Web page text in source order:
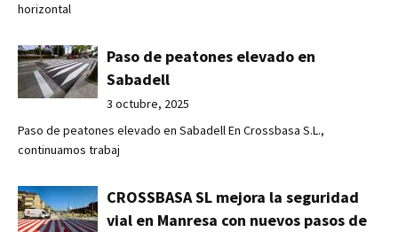
horizontal
Paso de peatones elevado en
Sabadell
3 octubre, 2025
Paso de peatones elevado en Sabadell En Crossbasa S.L.,
continuamos trabaj
CROSSBASA SL mejora la seguridad
vial en Manresa con nuevos pasos de